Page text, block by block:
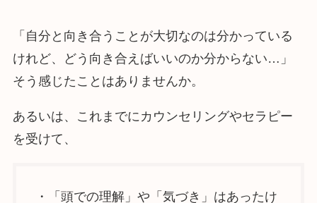
「自分と向き合うことが大切なのは分かっている
けれど、どう向き合えばいいのか分からない…」
そう感じたことはありませんか。
あるいは、これまでにカウンセリングやセラピー
を受けて、
・「頭での理解」や「気づき」はあったけ